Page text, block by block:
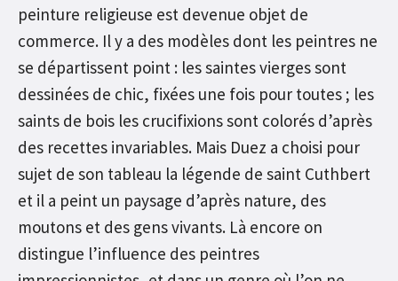
peinture religieuse est devenue objet de
commerce. Il y a des modèles dont les peintres ne
se départissent point : les saintes vierges sont
dessinées de chic, fixées une fois pour toutes ; les
saints de bois les crucifixions sont colorés d’après
des recettes invariables. Mais Duez a choisi pour
sujet de son tableau la légende de saint Cuthbert
et il a peint un paysage d’après nature, des
moutons et des gens vivants. Là encore on
distingue l’influence des peintres